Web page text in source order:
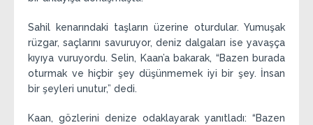
Sahil kenarındaki taşların üzerine oturdular. Yumuşak
rüzgar, saçlarını savuruyor, deniz dalgaları ise yavaşça
kıyıya vuruyordu. Selin, Kaan’a bakarak, “Bazen burada
oturmak ve hiçbir şey düşünmemek iyi bir şey. İnsan
bir şeyleri unutur,” dedi.
Kaan, gözlerini denize odaklayarak yanıtladı: “Bazen